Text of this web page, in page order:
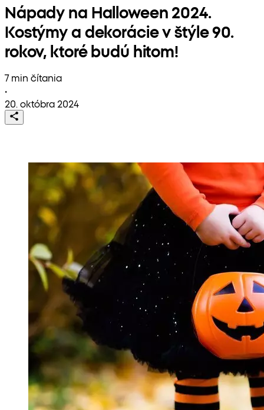
Nápady na Halloween 2024.
Kostýmy a dekorácie v štýle 90.
rokov, ktoré budú hitom!
7 min čítania
•
20. októbra 2024